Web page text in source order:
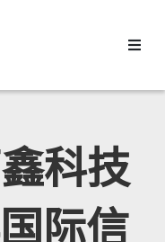
科技
际信